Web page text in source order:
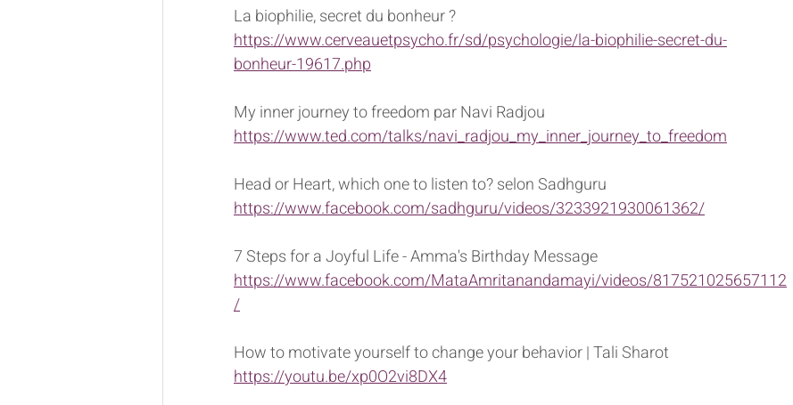
La biophilie, secret du bonheur ?
https://www.cerveauetpsycho.fr/sd/psychologie/la-biophilie-secret-du-
bonheur-19617.php
My inner journey to freedom par Navi Radjou
https://www.ted.com/talks/navi_radjou_my_inner_journey_to_freedom
Head or Heart, which one to listen to? selon Sadhguru
https://www.facebook.com/sadhguru/videos/3233921930061362/
7 Steps for a Joyful Life - Amma's Birthday Message
https://www.facebook.com/MataAmritanandamayi/videos/817521025657112
/
How to motivate yourself to change your behavior | Tali Sharot
https://youtu.be/xp0O2vi8DX4